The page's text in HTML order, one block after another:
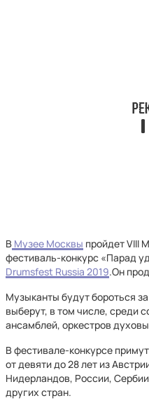
В Музее Москвы пройдет VIII
фестиваль-конкурс «Парад
Drumsfest Russia 2019.Он
Музыканты будут бороться
выберут, в том числе, среди
ансамблей, оркестров
В фестивале-конкурсе
от девяти до 28 лет из
Нидерландов, России,
других стран.